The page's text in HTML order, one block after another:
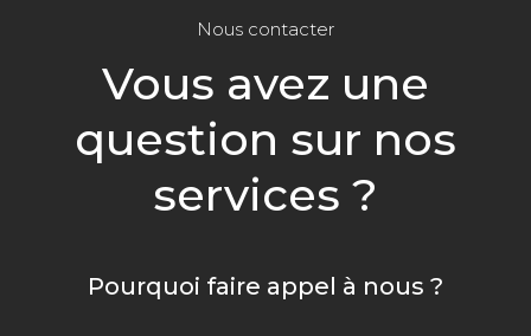
Nous contacter
Vous avez une
question sur nos
services ?
Pourquoi faire appel à nous ?